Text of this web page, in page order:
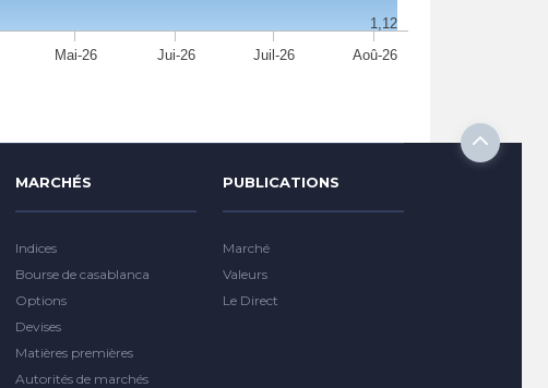
Mai-26 Jui-26 Juil-26 Aoû-26
1,12
MARCHÉS
Indices
Bourse de casablanca
Options
Devises
Matières premières
Autorités de marchés
PUBLICATIONS
Marché
Valeurs
Le Direct